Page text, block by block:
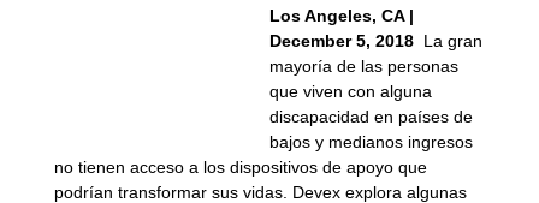
Los Angeles, CA |
December 5, 2018 La gran
mayoría de las personas
que viven con alguna
discapacidad en países de
bajos y medianos ingresos
no tienen acceso a los dispositivos de apoyo que
podrían transformar sus vidas. Devex explora algunas